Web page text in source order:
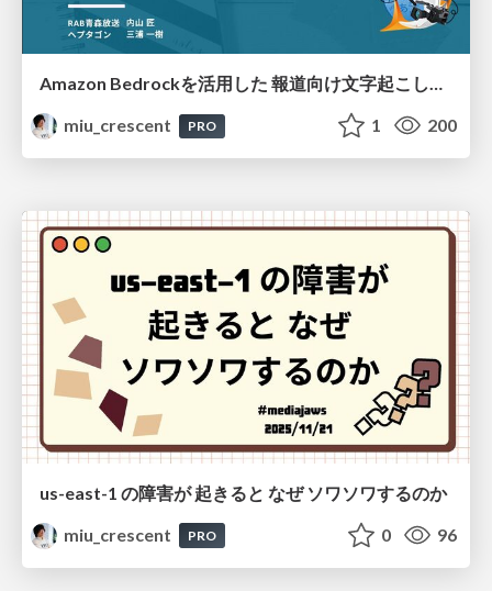
Amazon Bedrockを活用した 報道向け文字起こしシステムの開発
miu_crescent
PRO 1 200
us-east-1 の障害が 起きると なぜ ソワソワするのか
miu_crescent
PRO 0 96